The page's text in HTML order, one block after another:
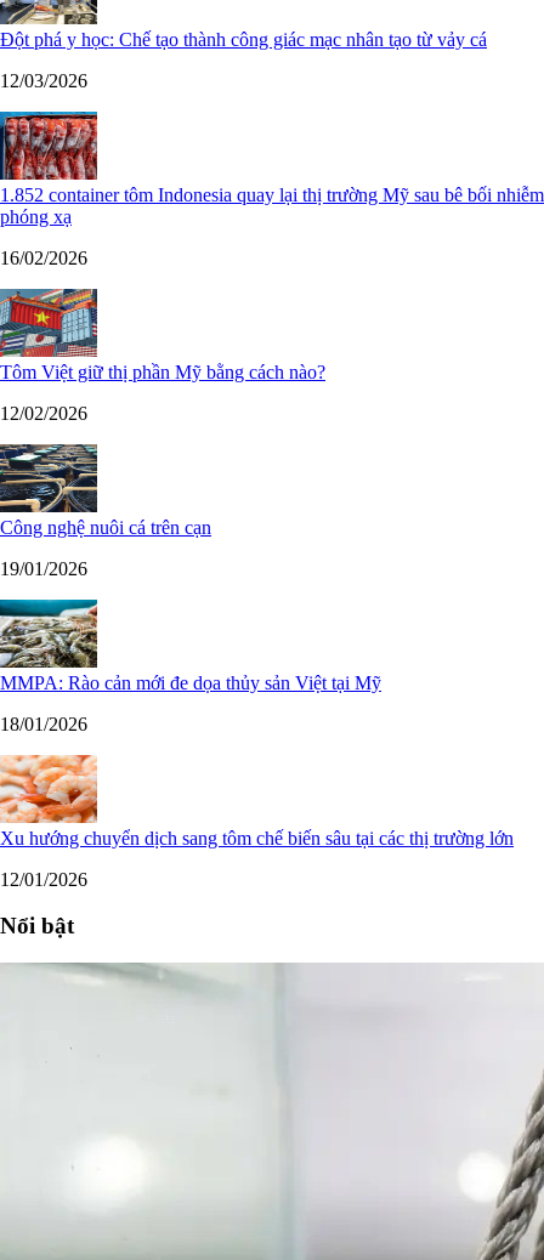
Đột phá y học: Chế tạo thành công giác mạc nhân tạo từ vảy cá
12/03/2026
1.852 container tôm Indonesia quay lại thị trường Mỹ sau bê bối nhiễm
phóng xạ
16/02/2026
Tôm Việt giữ thị phần Mỹ bằng cách nào?
12/02/2026
Công nghệ nuôi cá trên cạn
19/01/2026
MMPA: Rào cản mới đe dọa thủy sản Việt tại Mỹ
18/01/2026
Xu hướng chuyển dịch sang tôm chế biến sâu tại các thị trường lớn
12/01/2026
Nổi bật